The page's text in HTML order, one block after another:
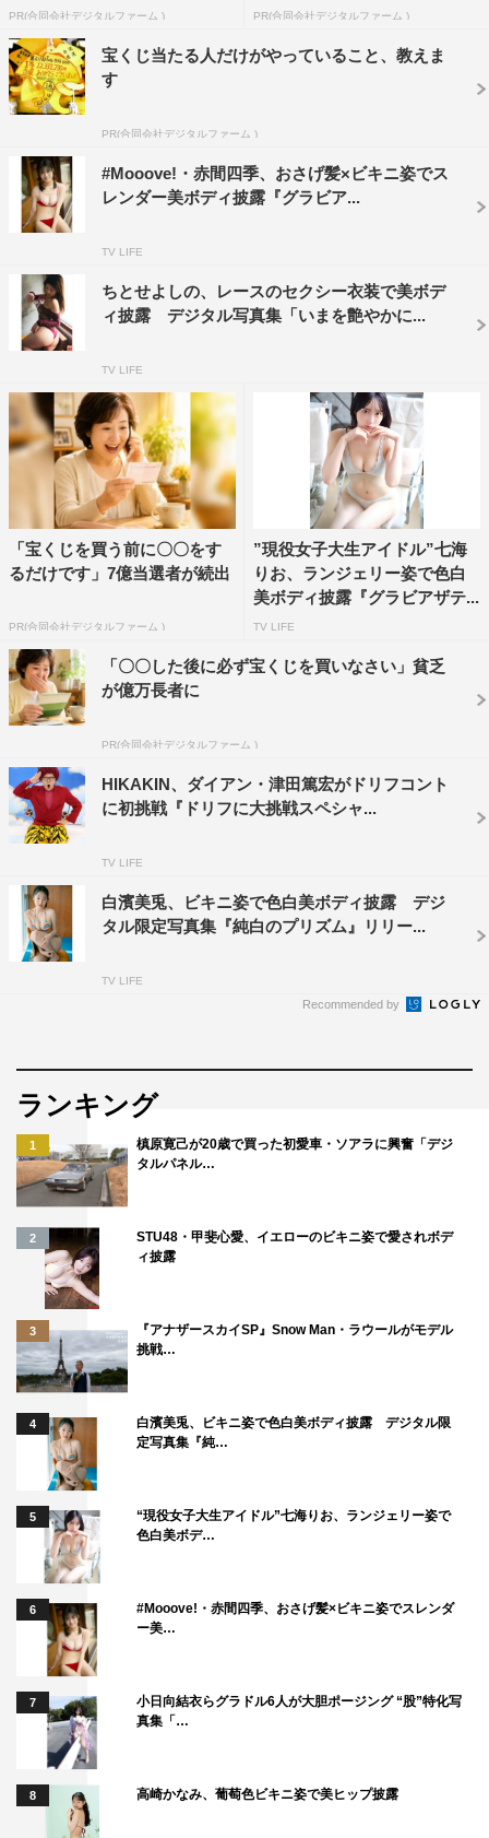
PR(合同会社デジタルファーム ) PR(合同会社デジタルファーム )
宝くじ当たる人だけがやっていること、教えま
す
PR(合同会社デジタルファーム )
#Mooove!・赤間四季、おさげ髪×ビキニ姿でス
レンダー美ボディ披露『グラビア...
TV LIFE
ちとせよしの、レースのセクシー衣装で美ボデ
ィ披露 デジタル写真集「いまを艶やかに...
TV LIFE
「宝くじを買う前に〇〇をす
るだけです」7億当選者が続出
PR(合同会社デジタルファーム )
”現役女子大生アイドル”七海
りお、ランジェリー姿で色白
美ボディ披露『グラビアザテ...
TV LIFE
「〇〇した後に必ず宝くじを買いなさい」貧乏
が億万長者に
PR(合同会社デジタルファーム )
HIKAKIN、ダイアン・津田篤宏がドリフコント
に初挑戦『ドリフに大挑戦スペシャ...
TV LIFE
白濱美兎、ビキニ姿で色白美ボディ披露 デジ
タル限定写真集『純白のプリズム』リリー...
TV LIFE
Recommended by
ランキング
1
槙原寛己が20歳で買った初愛車・ソアラに興奮「デジ
タルパネル…
2
STU48・甲斐心愛、イエローのビキニ姿で愛されボデ
ィ披露
3
『アナザースカイSP』Snow Man・ラウールがモデル
挑戦…
4
白濱美兎、ビキニ姿で色白美ボディ披露 デジタル限
定写真集『純…
5
“現役女子大生アイドル”七海りお、ランジェリー姿で
色白美ボデ…
6
#Mooove!・赤間四季、おさげ髪×ビキニ姿でスレンダ
ー美…
7
小日向結衣らグラドル6人が大胆ポージング “股”特化写
真集「…
8 高崎かなみ、葡萄色ビキニ姿で美ヒップ披露